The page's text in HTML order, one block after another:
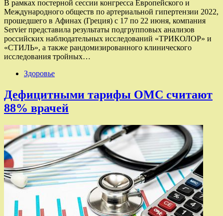
В рамках постерной сессии конгресса Европейского и
Международного обществ по артериальной гипертензии 2022,
прошедшего в Афинах (Греция) с 17 по 22 июня, компания
Servier представила результаты подгрупповых анализов
российских наблюдательных исследований «ТРИКОЛОР» и
«СТИЛЬ», а также рандомизированного клинического
исследования тройных…
Здоровье
Дефицитными тарифы ОМС считают
88% врачей